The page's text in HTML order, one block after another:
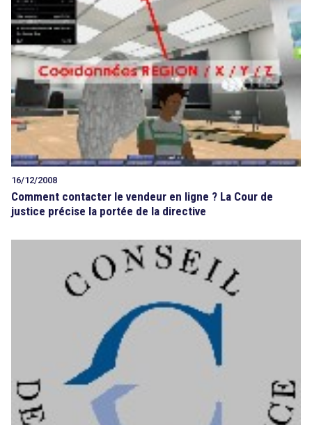
16/12/2008
Comment contacter le vendeur en ligne ? La Cour de
justice précise la portée de la directive
search